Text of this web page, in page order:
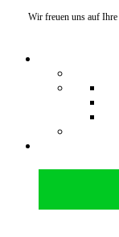
Wir freuen uns auf Ihre